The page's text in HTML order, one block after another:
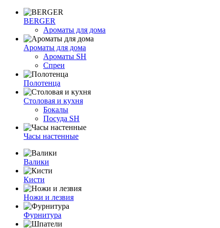
BERGER
Ароматы для дома
Ароматы для дома
Ароматы SH
Спреи
Полотенца
Столовая и кухня
Бокалы
Посуда SH
Часы настенные
Валики
Кисти
Ножи и лезвия
Фурнитура